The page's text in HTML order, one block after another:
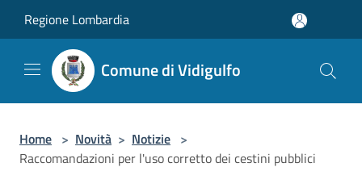
Regione Lombardia
Comune di Vidigulfo
Home > Novità > Notizie >
Raccomandazioni per l'uso corretto dei cestini pubblici